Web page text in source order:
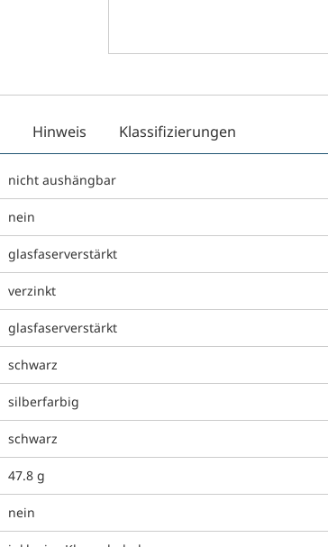
Hinweis Klassifizierungen
nicht aushängbar
nein
glasfaserverstärkt
verzinkt
glasfaserverstärkt
schwarz
silberfarbig
schwarz
47.8 g
nein